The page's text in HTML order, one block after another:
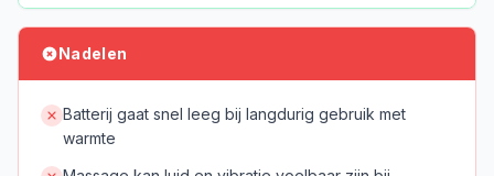
Nadelen
Batterij gaat snel leeg bij langdurig gebruik met
warmte